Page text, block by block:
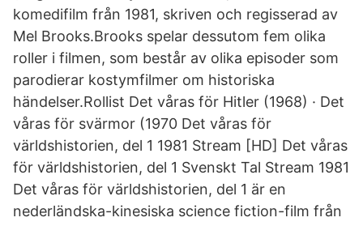
komedifilm från 1981, skriven och regisserad av
Mel Brooks.Brooks spelar dessutom fem olika
roller i filmen, som består av olika episoder som
parodierar kostymfilmer om historiska
händelser.Rollist Det våras för Hitler (1968) · Det
våras för svärmor (1970 Det våras för
världshistorien, del 1 1981 Stream [HD] Det våras
för världshistorien, del 1 Svenskt Tal Stream 1981
Det våras för världshistorien, del 1 är en
nederländska-kinesiska science fiction-film från